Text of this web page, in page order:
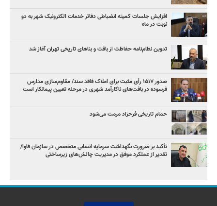
افزایش جلسات کمیته انضباطی دفاتر خدمات الکترونیک شهر به دو
نوبت در ماه
تدوین نظام‌نامه حفاظت از بافت و بناهای تاریخی تهران آغاز شد
صدور ۱۵۱۷ رأی مثبت برای املاک فاقد سند/ مقاوم‌سازی مدارس
فرسوده در بافت‌های ناکارآمد شهری در مرحله تعیین پیمانکار است
حمام تاریخی فرحزاد مرمت می‌شود
تأکید بر ضرورت نگهداشت سرمایه انسانی متخصص در سازمان فاوا/
تقدیر از عملکرد موفق در مدیریت چالش‌های زیرساختی